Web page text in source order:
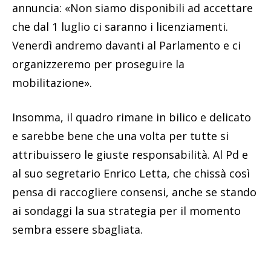
annuncia: «Non siamo disponibili ad accettare
che dal 1 luglio ci saranno i licenziamenti.
Venerdì andremo davanti al Parlamento e ci
organizzeremo per proseguire la
mobilitazione».
Insomma, il quadro rimane in bilico e delicato
e sarebbe bene che una volta per tutte si
attribuissero le giuste responsabilità. Al Pd e
al suo segretario Enrico Letta, che chissà così
pensa di raccogliere consensi, anche se stando
ai sondaggi la sua strategia per il momento
sembra essere sbagliata.